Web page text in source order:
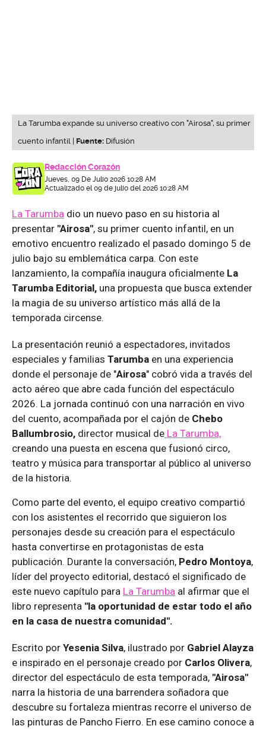
La Tarumba expande su universo creativo con "Airosa", su primer
cuento infantil | Fuente: Difusión
Redacción Corazón
Jueves, 09 De Julio 2026 10:28 AM
Actualizado el 09 de julio del 2026 10:28 AM
La Tarumba dio un nuevo paso en su historia al
presentar "Airosa", su primer cuento infantil, en un
emotivo encuentro realizado el pasado domingo 5 de
julio bajo su emblemática carpa. Con este
lanzamiento, la compañía inaugura oficialmente La
Tarumba Editorial, una propuesta que busca extender
la magia de su universo artístico más allá de la
temporada circense.
La presentación reunió a espectadores, invitados
especiales y familias Tarumba en una experiencia
donde el personaje de "Airosa" cobró vida a través del
acto aéreo que abre cada función del espectáculo
2026. La jornada continuó con una narración en vivo
del cuento, acompañada por el cajón de Chebo
Ballumbrosio, director musical de La Tarumba,
creando una puesta en escena que fusionó circo,
teatro y música para transportar al público al universo
de la historia.
Como parte del evento, el equipo creativo compartió
con los asistentes el recorrido que siguieron los
personajes desde su creación para el espectáculo
hasta convertirse en protagonistas de esta
publicación. Durante la conversación, Pedro Montoya,
líder del proyecto editorial, destacó el significado de
este nuevo capítulo para La Tarumba al afirmar que el
libro representa "la oportunidad de estar todo el año
en la casa de nuestra comunidad".
Escrito por Yesenia Silva, ilustrado por Gabriel Alayza
e inspirado en el personaje creado por Carlos Olivera,
director del espectáculo de esta temporada, "Airosa"
narra la historia de una barrendera soñadora que
descubre su fortaleza mientras recorre el universo de
las pinturas de Pancho Fierro. En ese camino conoce a